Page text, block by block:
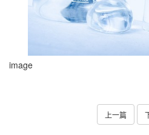
image
上一篇